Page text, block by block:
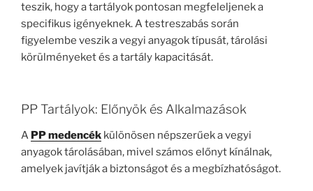
teszik, hogy a tartályok pontosan megfeleljenek a
specifikus igényeknek. A testreszabás során
figyelembe veszik a vegyi anyagok típusát, tárolási
körülményeket és a tartály kapacitását.
PP Tartályok: Előnyök és Alkalmazások
A PP medencék különösen népszerűek a vegyi
anyagok tárolásában, mivel számos előnyt kínálnak,
amelyek javítják a biztonságot és a megbízhatóságot.